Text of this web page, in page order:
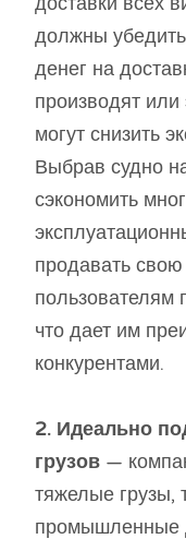
должны
денег на
производят или
могут снизить
Выбрав судно
сэкономить
продавать
пользователям
что дает им
конкурентами.
2. Идеально
грузов —
тяжелые грузы,
промышленные